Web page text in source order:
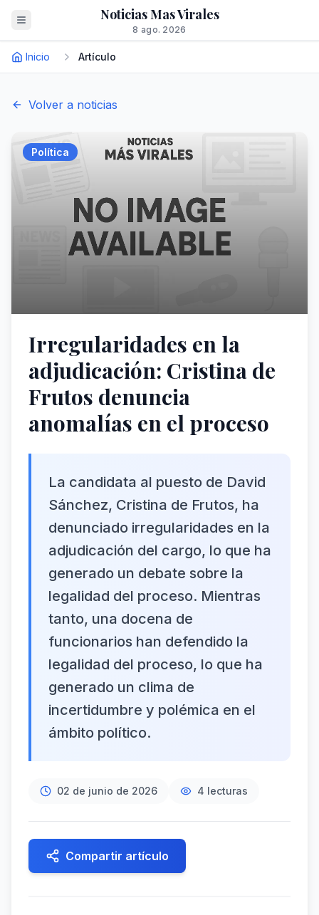
Noticias Mas Virales
8 ago. 2026
Inicio Artículo
Volver a noticias
Política
Irregularidades en la
adjudicación: Cristina de
Frutos denuncia
anomalías en el proceso
La candidata al puesto de David
Sánchez, Cristina de Frutos, ha
denunciado irregularidades en la
adjudicación del cargo, lo que ha
generado un debate sobre la
legalidad del proceso. Mientras
tanto, una docena de
funcionarios han defendido la
legalidad del proceso, lo que ha
generado un clima de
incertidumbre y polémica en el
ámbito político.
02 de junio de 2026 4 lecturas
Compartir artículo